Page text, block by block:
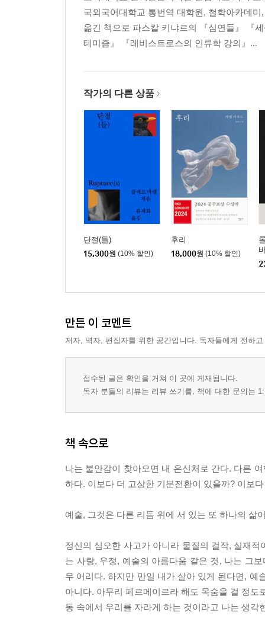
여름비 (237)
1. 숨어사는 자 (239)
5. 레이스와 싸구려 장식 (250)
세계 운동에 관한 고찰 N° 4 (255)
6. “변화를 좀 주려고요.” (258)
9. 아뿔사 (276)
10. 어떤 합일? (280)
11. 지속이 아니라 현존 (283)
세계 운동에 관한 고찰 N° 5 (286)
12. 희망의 파도 (295)
16. 그때 (323)
17. 새로운 심장 (324)
18. 달콤한 불면 (327)
심오한 사고 N° 13 (328)
1. 예리한 아이 (337)
3. 정의의 십자군 (352)
심오한 사고 N° 14 (355)
5. 대척점 (367)
7. 푸른 밤 (379)
세계 운동에 관한 고찰 N° 7 (381)
8. 행복한 몇 모금 (385)
9. 사진 속 여자 (391)
10. 먹구름 (393)
국외국어대학교 통번역 대학원, 철학아카데
옮긴 책으로 파스칼 키냐르의 『심연들』 『
테미즘』 『레비스트로스의 인류학 강의』...
작가의 다른 상품
단절(들)
15,300원 (10% 할인)
후리
18,000원 (10% 할인)
만든 이 코멘트
저자, 역자, 편집자를 위한 공간입니다. 독자들에게 전하
접수된 글은 확인을 거쳐 이 곳에 게재됩니다.
독자 분들의 리뷰는 리뷰 쓰기를, 책에 대한 문의는
책 속으로
나는 불안감이 찾아오면 내 은신처로 간다. 다른
하다. 이보다 더 고상한 기분전환이 있을까? 이보
예술, 그것은 다른 리듬 위에 서 있는 또 하나의 삶
정신의 심오한 사고가 아니라 물질의 걸작, 실재
는 사랑, 우정, 예술의 아름다움 같은 것, 나는 그
무 어리다. 하지만 만일 내가 살아 있게 된다면, 예
아니다. 아무리 페르메이르라 해도 목숨을 걸 정
동 속에서 우리를 자라게 하는 것이라고 나는 생각